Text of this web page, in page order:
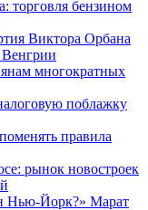
торговля бензином
Виктора Орбана
многократных
поблажку
правила
рынок новостроек
Нью-Йорк?» Марат